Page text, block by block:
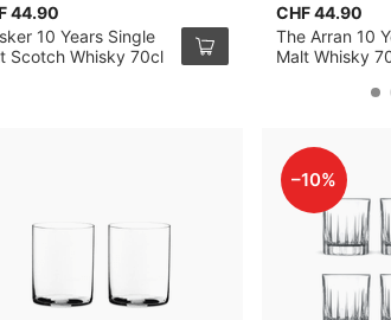
44.90
10 Years Single
Scotch Whisky 70cl
CHF 44.90
The Arran 10
Malt Whisky
–10%